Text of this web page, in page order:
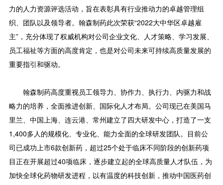
力的人力资源评选活动，旨在表彰具有行业推动力的卓越管理组
织、团队以及领导者。翰森制药此次荣获“2022大中华区卓越雇
主”，充分体现了权威机构对公司企业文化、人才策略、学习发展、
员工福祉等方面的高度肯定，也是对公司未来可持续高质量发展的
重要指引和驱动。
翰森制药高度重视员工领导力、协作力、执行力、内驱力和战
略力的培养，全面推进创新、国际化人才布局。公司现已在美国马
里兰、中国上海、连云港、常州建立了四大研发中心，打造了一支
1,400多人的规模化、专业化、能力全面的全球研发团队。目前公
司已成功上市6款创新药，超过25个处于临床不同阶段的创新药项
目正在开展超过40项临床，逐步建立起的全球高质量人才队伍，为
加快全球化药物研发进程，以有温度的科技创新，推动中国医药创